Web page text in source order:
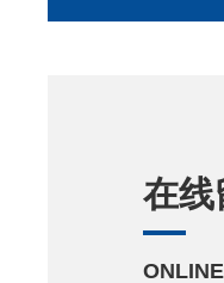
在线